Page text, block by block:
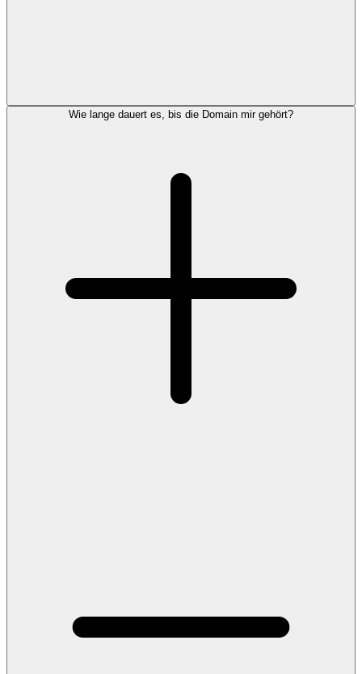
Wie lange dauert es, bis die Domain mir gehört?